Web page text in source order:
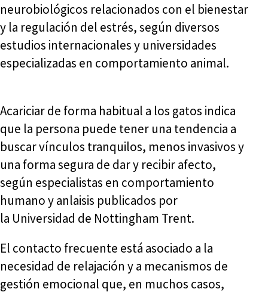
neurobiológicos relacionados con el bienestar
y la regulación del estrés, según diversos
estudios internacionales y universidades
especializadas en comportamiento animal.
Acariciar de forma habitual a los gatos indica
que la persona puede tener una tendencia a
buscar vínculos tranquilos, menos invasivos y
una forma segura de dar y recibir afecto,
según especialistas en comportamiento
humano y anlaisis publicados por
la Universidad de Nottingham Trent.
El contacto frecuente está asociado a la
necesidad de relajación y a mecanismos de
gestión emocional que, en muchos casos,